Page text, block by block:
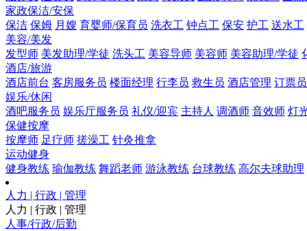
家政保洁/安保
保洁 保姆 月嫂 育婴师/保育员 洗衣工 钟点工 保安 护工 送水工
美容/美发
发型师 美发助理/学徒 洗头工 美容导师 美容师 美容助理/学徒
酒店/旅游
酒店前台 客房服务员 楼面经理 行李员 救生员 酒店管理 订票员
娱乐/休闲
酒吧服务员 娱乐厅服务员 礼仪/迎宾 主持人 调酒师 音效师 灯
保健按摩
按摩师 足疗师 搓澡工 针灸推拿
运动健身
健身教练 瑜伽教练 舞蹈老师 游泳教练 台球教练 高尔夫球助理
人力 | 行政 | 管理
人力 | 行政 | 管理
人事/行政/后勤